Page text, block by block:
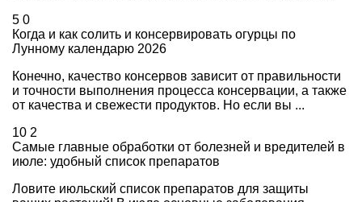
5 0
Когда и как солить и консервировать огурцы по
Лунному календарю 2026
Конечно, качество консервов зависит от правильности
и точности выполнения процесса консервации, а также
от качества и свежести продуктов. Но если вы ...
10 2
Самые главные обработки от болезней и вредителей в
июле: удобный список препаратов
Ловите июльский список препаратов для защиты